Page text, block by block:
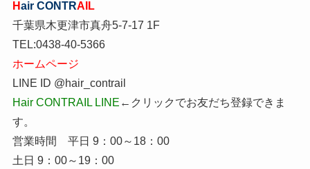
Hair CONTRAIL
千葉県木更津市真舟5-7-17 1F
TEL:0438-40-5366
ホームページ
LINE ID @hair_contrail
Hair CONTRAIL LINE ←クリックでお友だち登録できま
す。
営業時間 平日 9：00～18：00
土日 9：00～19：00